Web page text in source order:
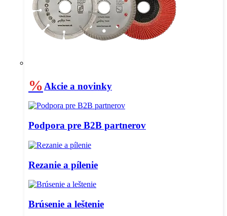
% Akcie a novinky
Podpora pre B2B partnerov
Rezanie a pílenie
Brúsenie a leštenie